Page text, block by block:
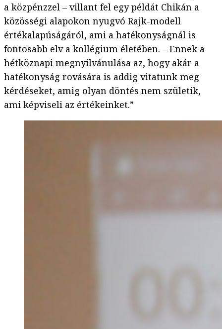
a közpénzzel – villant fel egy példát Chikán a
közösségi alapokon nyugvó Rajk-modell
értékalapúságáról, ami a hatékonyságnál is
fontosabb elv a kollégium életében. – Ennek a
hétköznapi megnyilvánulása az, hogy akár a
hatékonyság rovására is addig vitatunk meg
kérdéseket, amig olyan döntés nem születik,
ami képviseli az értékeinket.”